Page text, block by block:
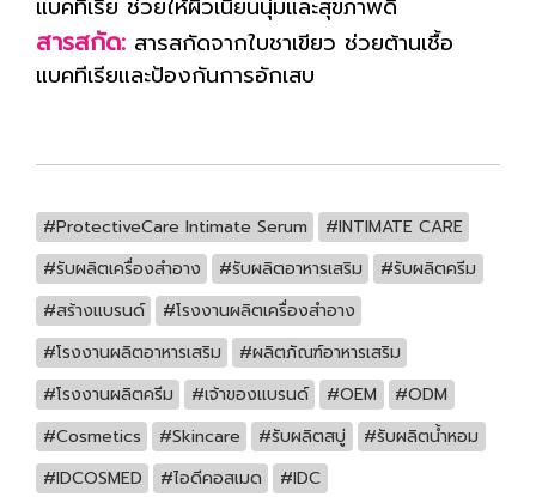
สารสกัด: สารสกัดจากใบชาเขียว ช่วยต้านเชื้อ
แบคทีเรียและป้องกันการอักเสบ
#ProtectiveCare Intimate Serum
#INTIMATE CARE
#รับผลิตเครื่องสำอาง
#รับผลิตอาหารเสริม
#รับผลิตครีม
#สร้างแบรนด์
#โรงงานผลิตเครื่องสำอาง
#โรงงานผลิตอาหารเสริม
#ผลิตภัณฑ์อาหารเสริม
#โรงงานผลิตครีม
#เจ้าของแบรนด์ #OEM
#ODM
#Cosmetics
#Skincare #รับผลิตสบู่
#รับผลิตน้ำหอม
#IDCOSMED
#ไอดีคอสเมด #IDC